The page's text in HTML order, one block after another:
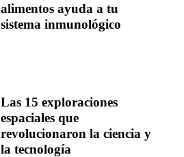
alimentos ayuda a tu
sistema inmunológico
Las 15 exploraciones
espaciales que
revolucionaron la ciencia y
la tecnología